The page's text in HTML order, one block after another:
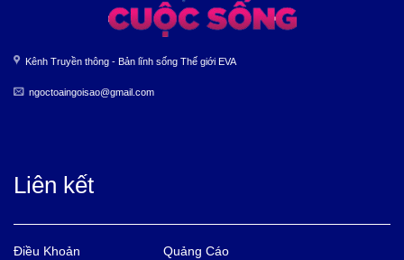
Kênh Truyền thông - Bản lĩnh sống Thế giới EVA
ngoctoaingoisao@gmail.com
Liên kết
Điều Khoản Quảng Cáo